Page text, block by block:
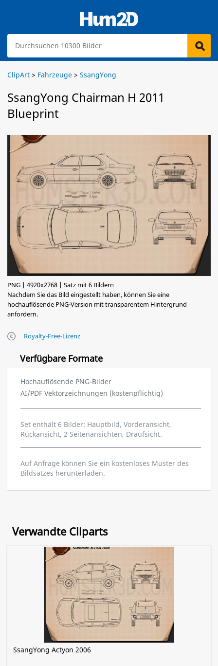
ClipArt > Fahrzeuge > SsangYong
SsangYong Chairman H 2011
Blueprint
PNG | 4920x2768 | Satz mit 6 Bildern
Nachdem Sie das Bild eingestellt haben, können Sie eine
hochauflösende PNG-Version mit transparentem Hintergrund
anfordern.
Royalty-Free-Lizenz
Verfügbare Formate
Hochauflösende PNG-Bilder
AI/PDF Vektorzeichnungen (kostenpflichtig)
Set enthält 6 Bilder: Hauptbild, Vorderansicht,
Rückansicht, 2 Seitenansichten, Draufsicht.
Auf Anfrage können Sie ein kostenloses Muster des
Bildsatzes herunterladen.
Verwandte Cliparts
SsangYong Actyon 2006